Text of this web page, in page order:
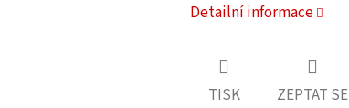
Detailní informace
TISK ZEPTAT SE